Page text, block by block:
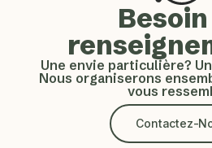
Une envie particulière?
Nous organiserons
vous
Contactez-